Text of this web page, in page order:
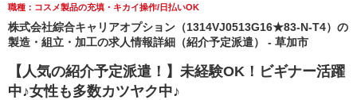
職種：コスメ製品の充填・キカイ操作/日払いOK
株式会社綜合キャリアオプション（1314VJ0513G16★83-N-T4）の
製造・組立・加工の求人情報詳細（紹介予定派遣） - 草加市
【人気の紹介予定派遣！】未経験OK！ビギナー活躍
中♪女性も多数カツヤク中♪